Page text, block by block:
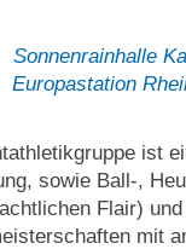
Europastation
ist
sowie Ball-,
Flair)
mit